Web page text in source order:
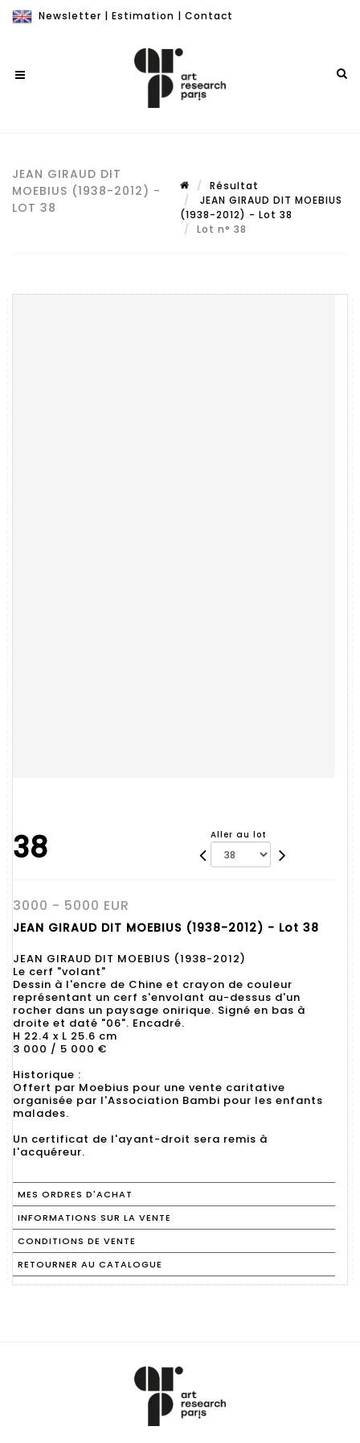
Newsletter | Estimation | Contact
JEAN GIRAUD DIT
MOEBIUS (1938-2012) -
LOT 38
Résultat
JEAN GIRAUD DIT MOEBIUS
(1938-2012) - Lot 38
Lot n° 38
38 Aller au lot
3000 - 5000 EUR
JEAN GIRAUD DIT MOEBIUS (1938-2012) - Lot 38
JEAN GIRAUD DIT MOEBIUS (1938-2012)
Le cerf "volant"
Dessin à l'encre de Chine et crayon de couleur
représentant un cerf s'envolant au-dessus d'un
rocher dans un paysage onirique. Signé en bas à
droite et daté "06". Encadré.
H 22.4 x L 25.6 cm
3 000 / 5 000 €
Historique :
Offert par Moebius pour une vente caritative
organisée par l'Association Bambi pour les enfants
malades.
Un certificat de l'ayant-droit sera remis à
l'acquéreur.
MES ORDRES D'ACHAT
INFORMATIONS SUR LA VENTE
CONDITIONS DE VENTE
RETOURNER AU CATALOGUE